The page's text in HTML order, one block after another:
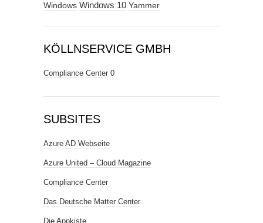
Windows Windows 10 Yammer
KÖLLNSERVICE GMBH
Compliance Center 0
SUBSITES
Azure AD Webseite
Azure United – Cloud Magazine
Compliance Center
Das Deutsche Matter Center
Die Appkiste